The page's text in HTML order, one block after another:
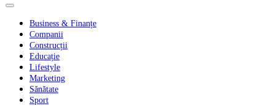
Business & Finanțe
Companii
Construcții
Educație
Lifestyle
Marketing
Sănătate
Sport